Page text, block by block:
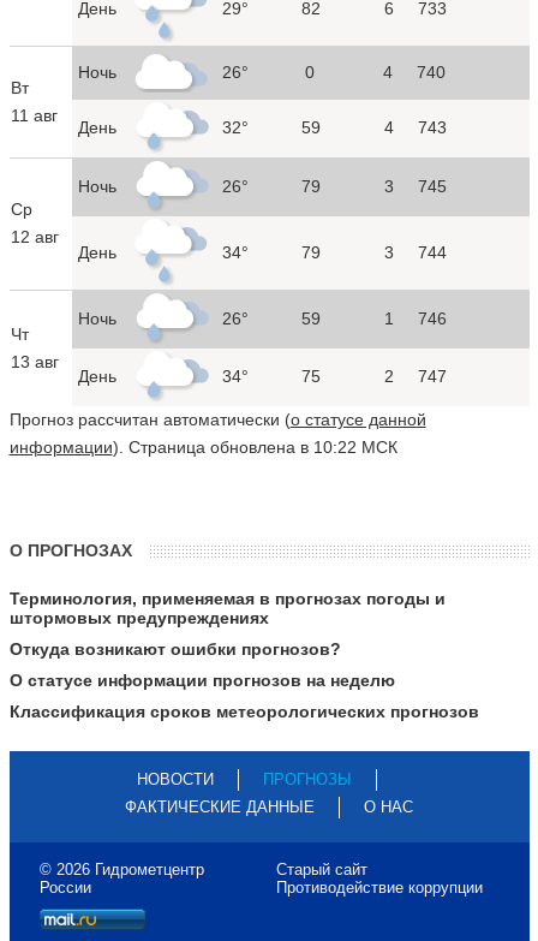
День 29° 82 6 733
Вт
11 авг
Ночь 26° 0 4 740
День 32° 59 4 743
Ср
12 авг
Ночь 26° 79 3 745
День 34° 79 3 744
Чт
13 авг
Ночь 26° 59 1 746
День 34° 75 2 747
Прогноз рассчитан автоматически (о статусе данной
информации). Страница обновлена в 10:22 МСК
О ПРОГНОЗАХ
Терминология, применяемая в прогнозах погоды и
штормовых предупреждениях
Откуда возникают ошибки прогнозов?
О статусе информации прогнозов на неделю
Классификация сроков метеорологических прогнозов
НОВОСТИ
ПРОГНОЗЫ
ФАКТИЧЕСКИЕ ДАННЫЕ
О НАС
© 2026 Гидрометцентр
России
Старый сайт
Противодействие коррупции